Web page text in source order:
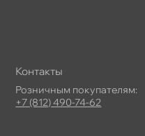
Контакты
Розничным покупателям:
+7 (812) 490-74-62